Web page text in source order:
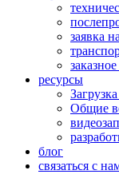
заявка
ресурсы
Общие
блог
связаться с